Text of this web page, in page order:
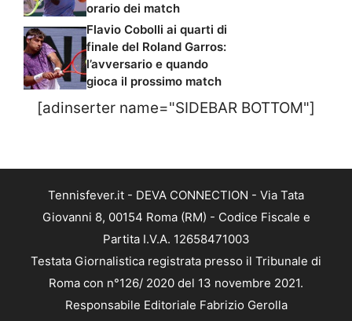
orario dei match
Flavio Cobolli ai quarti di
finale del Roland Garros:
l’avversario e quando
gioca il prossimo match
[adinserter name="SIDEBAR BOTTOM"]
Tennisfever.it - DEVA CONNECTION - Via Tata
Giovanni 8, 00154 Roma (RM) - Codice Fiscale e
Partita I.V.A. 12658471003
Testata Giornalistica registrata presso il Tribunale di
Roma con n°126/ 2020 del 13 novembre 2021.
Responsabile Editoriale Fabrizio Gerolla